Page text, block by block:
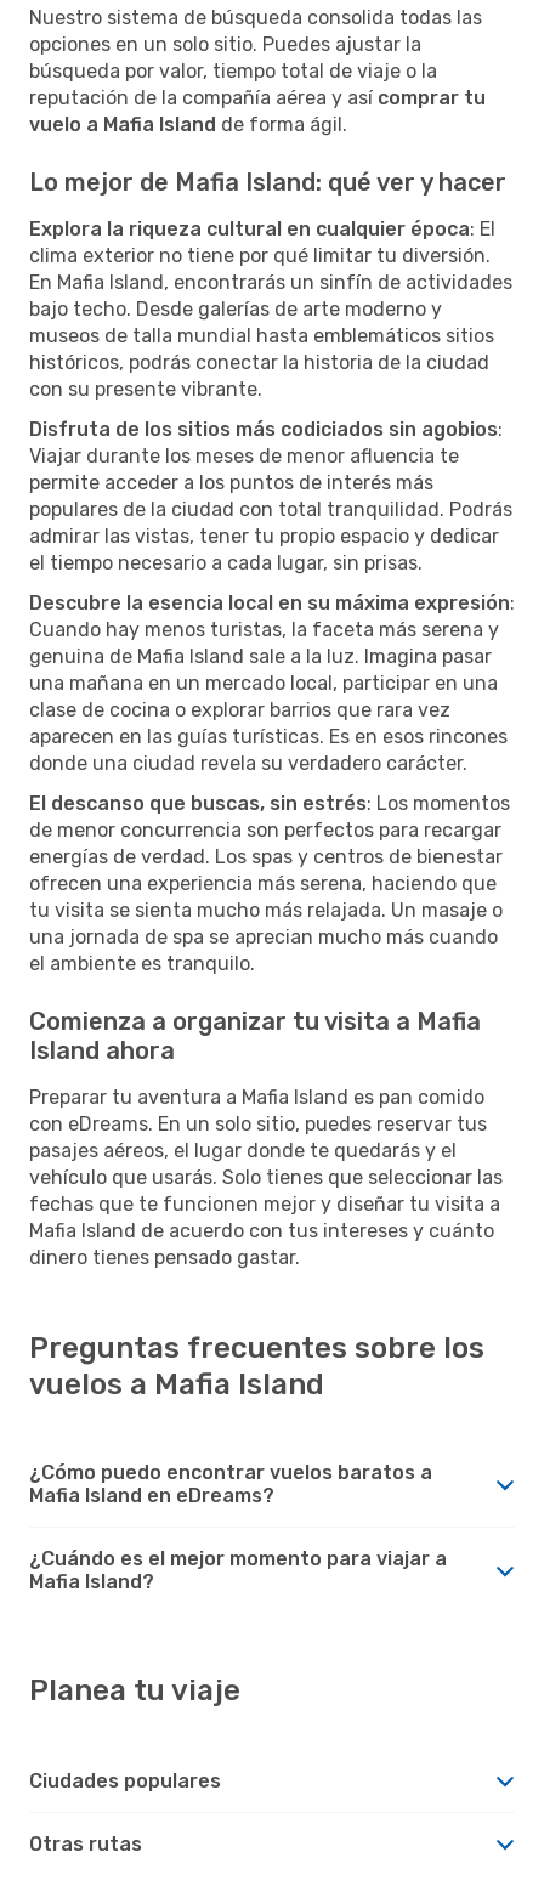
Nuestro sistema de búsqueda consolida todas las
opciones en un solo sitio. Puedes ajustar la
búsqueda por valor, tiempo total de viaje o la
reputación de la compañía aérea y así comprar tu
vuelo a Mafia Island de forma ágil.
Lo mejor de Mafia Island: qué ver y hacer
Explora la riqueza cultural en cualquier época: El
clima exterior no tiene por qué limitar tu diversión.
En Mafia Island, encontrarás un sinfín de actividades
bajo techo. Desde galerías de arte moderno y
museos de talla mundial hasta emblemáticos sitios
históricos, podrás conectar la historia de la ciudad
con su presente vibrante.
Disfruta de los sitios más codiciados sin agobios:
Viajar durante los meses de menor afluencia te
permite acceder a los puntos de interés más
populares de la ciudad con total tranquilidad. Podrás
admirar las vistas, tener tu propio espacio y dedicar
el tiempo necesario a cada lugar, sin prisas.
Descubre la esencia local en su máxima expresión:
Cuando hay menos turistas, la faceta más serena y
genuina de Mafia Island sale a la luz. Imagina pasar
una mañana en un mercado local, participar en una
clase de cocina o explorar barrios que rara vez
aparecen en las guías turísticas. Es en esos rincones
donde una ciudad revela su verdadero carácter.
El descanso que buscas, sin estrés: Los momentos
de menor concurrencia son perfectos para recargar
energías de verdad. Los spas y centros de bienestar
ofrecen una experiencia más serena, haciendo que
tu visita se sienta mucho más relajada. Un masaje o
una jornada de spa se aprecian mucho más cuando
el ambiente es tranquilo.
Comienza a organizar tu visita a Mafia
Island ahora
Preparar tu aventura a Mafia Island es pan comido
con eDreams. En un solo sitio, puedes reservar tus
pasajes aéreos, el lugar donde te quedarás y el
vehículo que usarás. Solo tienes que seleccionar las
fechas que te funcionen mejor y diseñar tu visita a
Mafia Island de acuerdo con tus intereses y cuánto
dinero tienes pensado gastar.
Preguntas frecuentes sobre los
vuelos a Mafia Island
¿Cómo puedo encontrar vuelos baratos a
Mafia Island en eDreams?
¿Cuándo es el mejor momento para viajar a
Mafia Island?
Planea tu viaje
Ciudades populares
Otras rutas